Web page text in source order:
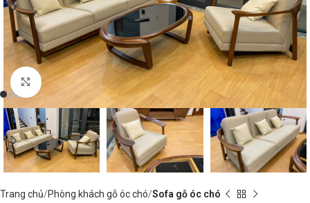
Nhấp để phóng to
Trang chủ Phòng khách gỗ óc chó Sofa gỗ óc chó